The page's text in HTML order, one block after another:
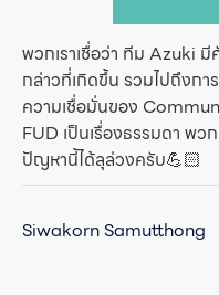
พวกเราเชื่อว่า ทีม Azuki
กล่าวที่เกิดขึ้น รวมไปถึงก
ความเชื่อมั่นของ
FUD เป็นเรื่องธรรมดา พว
ปัญหานี้ได้ลุล่วงครับ💪🏻
Siwakorn Samutthong